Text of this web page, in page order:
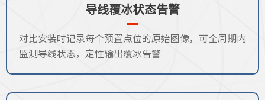
导线覆冰状态告警
对比安装时记录每个预置点位的原始图像，可全周期内
监测导线状态，定性输出覆冰告警